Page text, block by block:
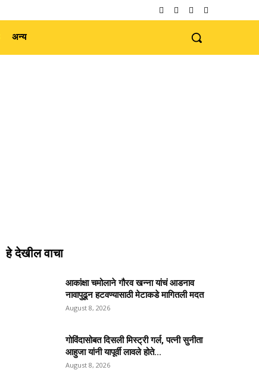
अन्य
हे देखील वाचा
आकांक्षा चमोलाने गौरव खन्ना यांचं आडनाव
नावापुढून हटवण्यासाठी मेटाकडे मागितली मदत
August 8, 2026
गोविंदासोबत दिसली मिस्ट्री गर्ल, पत्नी सुनीता
आहुजा यांनी यापूर्वी लावले होते...
August 8, 2026